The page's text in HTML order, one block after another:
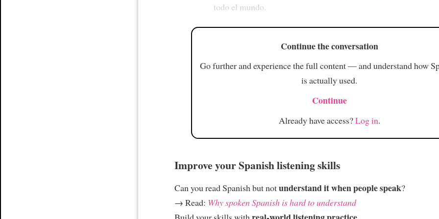
todo el mundo.
Continue the conversation
Go further and experience the full content — and understand how
is actually used.
Continue
Already have access?Log in.
Improve your Spanish listening skills
Can you read Spanish but notunderstand it when people speak?
→ Read: Why spoken Spanish is hard to understand